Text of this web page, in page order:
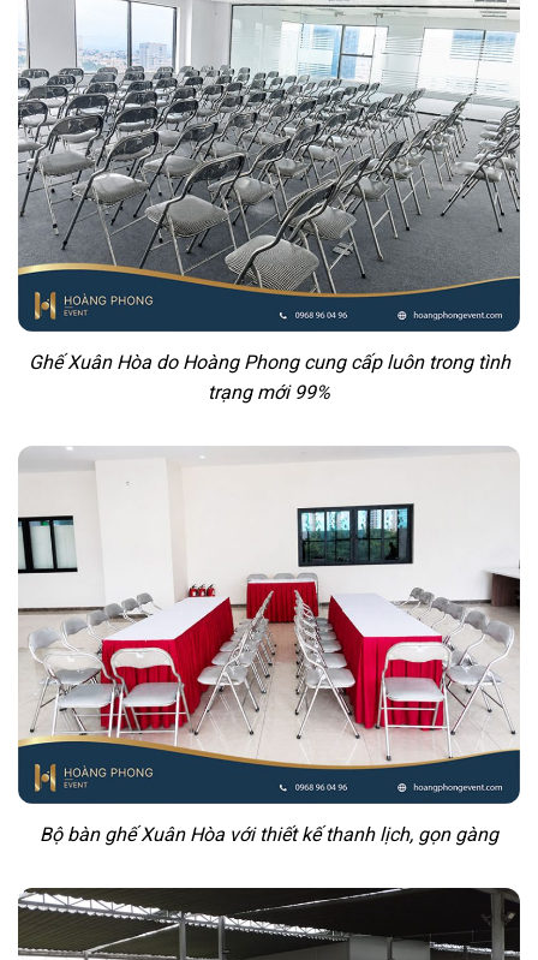
HOTLINE GỌI ZALO
Ghế Xuân Hòa do Hoàng Phong cung cấp luôn trong tình
trạng mới 99%
Bộ bàn ghế Xuân Hòa với thiết kế thanh lịch, gọn gàng